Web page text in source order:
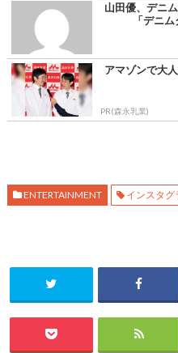
山田優、デニ
「デニ
アマゾンで大
PR(森永乳業)
ENTERTAINMENT インスタグ